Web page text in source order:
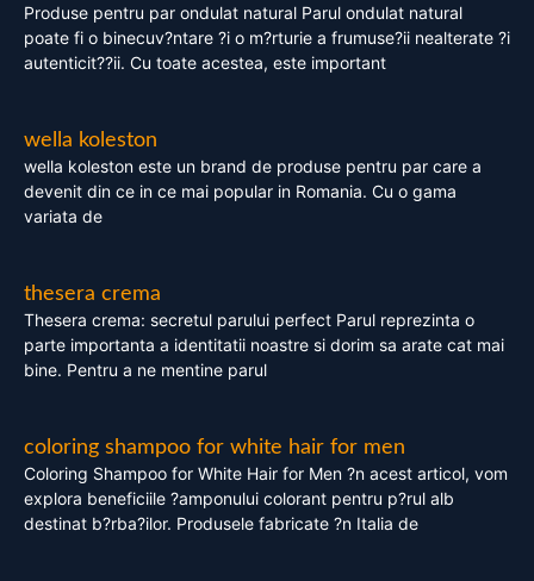
Produse pentru par ondulat natural Parul ondulat natural
poate fi o binecuv?ntare ?i o m?rturie a frumuse?ii nealterate ?i
autenticit??ii. Cu toate acestea, este important
wella koleston
wella koleston este un brand de produse pentru par care a
devenit din ce in ce mai popular in Romania. Cu o gama
variata de
thesera crema
Thesera crema: secretul parului perfect Parul reprezinta o
parte importanta a identitatii noastre si dorim sa arate cat mai
bine. Pentru a ne mentine parul
coloring shampoo for white hair for men
Coloring Shampoo for White Hair for Men ?n acest articol, vom
explora beneficiile ?amponului colorant pentru p?rul alb
destinat b?rba?ilor. Produsele fabricate ?n Italia de